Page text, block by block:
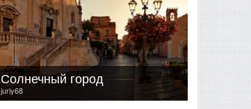
juriy68
Солнечный город